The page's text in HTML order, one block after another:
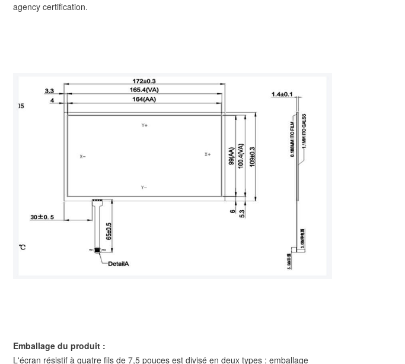
agency certification.
Emballage du produit :
L'écran résistif à quatre fils de 7,5 pouces est divisé en deux types : emballage